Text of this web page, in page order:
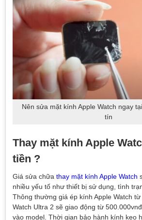
Nên sửa mặt kính Apple Watch ngay
tín
Thay mặt kính Apple
tiền ?
Giá sửa chữa thay mặt kính Apple Watch
nhiều yếu tố như thiết bị sử dụng, tình
Thông thường giá ép kính Apple Watch
Watch Ultra 2 sẽ giao động từ
vào model. Thời gian bảo hành kính keo